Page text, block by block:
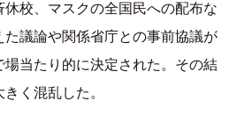
休校、マスクの全国民への配布な
た議論や関係省庁との事前協議が
場当たり的に決定された。その結
く混乱した。